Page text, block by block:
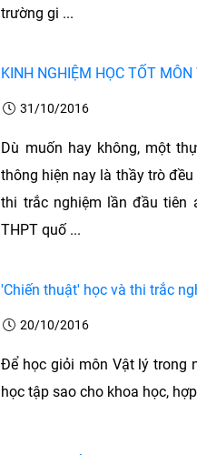
trường gi ...
KINH NGHIỆM HỌC TỐT MÔN
31/10/2016
Dù muốn hay không, một
thông hiện nay là thầy trò
thi trắc nghiệm lần đầu tiên
THPT quố ...
'Chiến thuật' học và thi trắc
20/10/2016
Để học giỏi môn Vật lý trong
học tập sao cho khoa học,